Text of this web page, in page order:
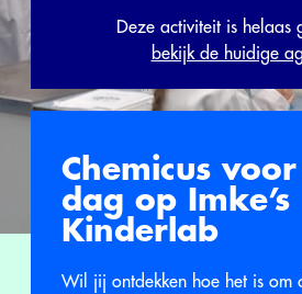
Deze activiteit is helaas
bekijk de huidige
Chemicus
dag op Imke’s
Kinderlab
Wil jij ontdekken hoe het is om